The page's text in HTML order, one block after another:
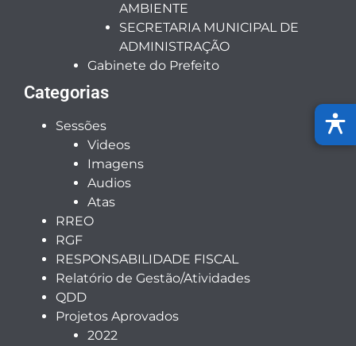
AMBIENTE
SECRETARIA MUNICIPAL DE
ADMINISTRAÇÃO
Gabinete do Prefeito
Categorias
Sessões
Videos
Imagens
Audios
Atas
RREO
RGF
RESPONSABILIDADE FISCAL
Relatório de Gestão/Atividades
QDD
Projetos Aprovados
2022